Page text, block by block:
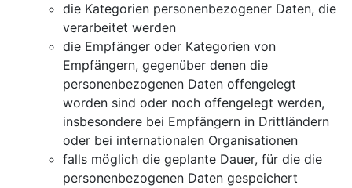
die Kategorien personenbezogener Daten, die
verarbeitet werden
die Empfänger oder Kategorien von
Empfängern, gegenüber denen die
personenbezogenen Daten offengelegt
worden sind oder noch offengelegt werden,
insbesondere bei Empfängern in Drittländern
oder bei internationalen Organisationen
falls möglich die geplante Dauer, für die die
personenbezogenen Daten gespeichert